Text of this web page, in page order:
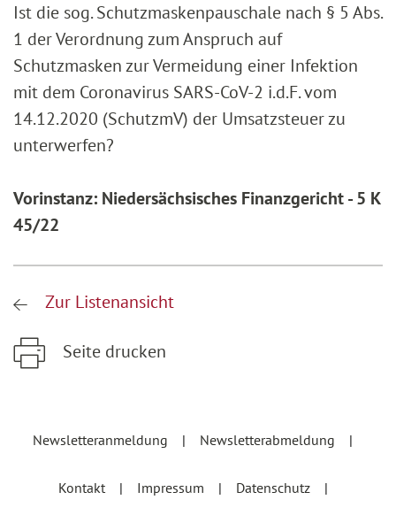
Ist die sog. Schutzmaskenpauschale nach § 5 Abs.
1 der Verordnung zum Anspruch auf
Schutzmasken zur Vermeidung einer Infektion
mit dem Coronavirus SARS-CoV-2 i.d.F. vom
14.12.2020 (SchutzmV) der Umsatzsteuer zu
unterwerfen?
Vorinstanz: Niedersächsisches Finanzgericht - 5 K
45/22
Zur Listenansicht
Seite drucken
Newsletteranmeldung
Newsletterabmeldung
Kontakt Impressum Datenschutz